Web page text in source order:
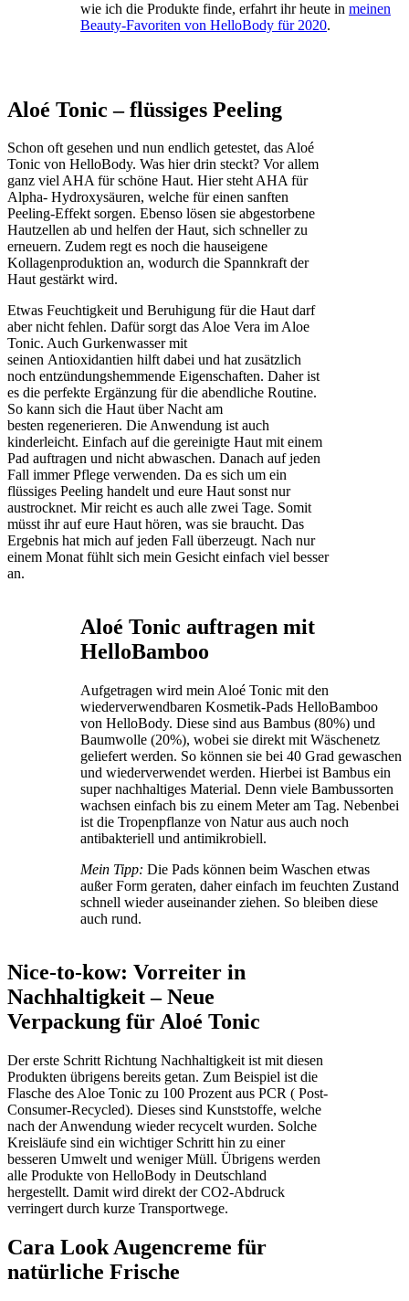
wie ich die Produkte finde, erfahrt ihr heute in meinen
Beauty-Favoriten von HelloBody für 2020.
Aloé Tonic – flüssiges Peeling
Schon oft gesehen und nun endlich getestet, das Aloé
Tonic von HelloBody. Was hier drin steckt? Vor allem
ganz viel AHA für schöne Haut. Hier steht AHA für
Alpha- Hydroxysäuren, welche für einen sanften
Peeling-Effekt sorgen. Ebenso lösen sie abgestorbene
Hautzellen ab und helfen der Haut, sich schneller zu
erneuern. Zudem regt es noch die hauseigene
Kollagenproduktion an, wodurch die Spannkraft der
Haut gestärkt wird.
Etwas Feuchtigkeit und Beruhigung für die Haut darf
aber nicht fehlen. Dafür sorgt das Aloe Vera im Aloe
Tonic. Auch Gurkenwasser mit
seinen Antioxidantien hilft dabei und hat zusätzlich
noch entzündungshemmende Eigenschaften. Daher ist
es die perfekte Ergänzung für die abendliche Routine.
So kann sich die Haut über Nacht am
besten regenerieren. Die Anwendung ist auch
kinderleicht. Einfach auf die gereinigte Haut mit einem
Pad auftragen und nicht abwaschen. Danach auf jeden
Fall immer Pflege verwenden. Da es sich um ein
flüssiges Peeling handelt und eure Haut sonst nur
austrocknet. Mir reicht es auch alle zwei Tage. Somit
müsst ihr auf eure Haut hören, was sie braucht. Das
Ergebnis hat mich auf jeden Fall überzeugt. Nach nur
einem Monat fühlt sich mein Gesicht einfach viel besser
an.
Aloé Tonic auftragen mit
HelloBamboo
Aufgetragen wird mein Aloé Tonic mit den
wiederverwendbaren Kosmetik-Pads HelloBamboo
von HelloBody. Diese sind aus Bambus (80%) und
Baumwolle (20%), wobei sie direkt mit Wäschenetz
geliefert werden. So können sie bei 40 Grad gewaschen
und wiederverwendet werden. Hierbei ist Bambus ein
super nachhaltiges Material. Denn viele Bambussorten
wachsen einfach bis zu einem Meter am Tag. Nebenbei
ist die Tropenpflanze von Natur aus auch noch
antibakteriell und antimikrobiell.
Mein Tipp: Die Pads können beim Waschen etwas
außer Form geraten, daher einfach im feuchten Zustand
schnell wieder auseinander ziehen. So bleiben diese
auch rund.
Nice-to-kow: Vorreiter in
Nachhaltigkeit – Neue
Verpackung für Aloé Tonic
Der erste Schritt Richtung Nachhaltigkeit ist mit diesen
Produkten übrigens bereits getan. Zum Beispiel ist die
Flasche des Aloe Tonic zu 100 Prozent aus PCR ( Post-
Consumer-Recycled). Dieses sind Kunststoffe, welche
nach der Anwendung wieder recycelt wurden. Solche
Kreisläufe sind ein wichtiger Schritt hin zu einer
besseren Umwelt und weniger Müll. Übrigens werden
alle Produkte von HelloBody in Deutschland
hergestellt. Damit wird direkt der CO2-Abdruck
verringert durch kurze Transportwege.
Cara Look Augencreme für
natürliche Frische